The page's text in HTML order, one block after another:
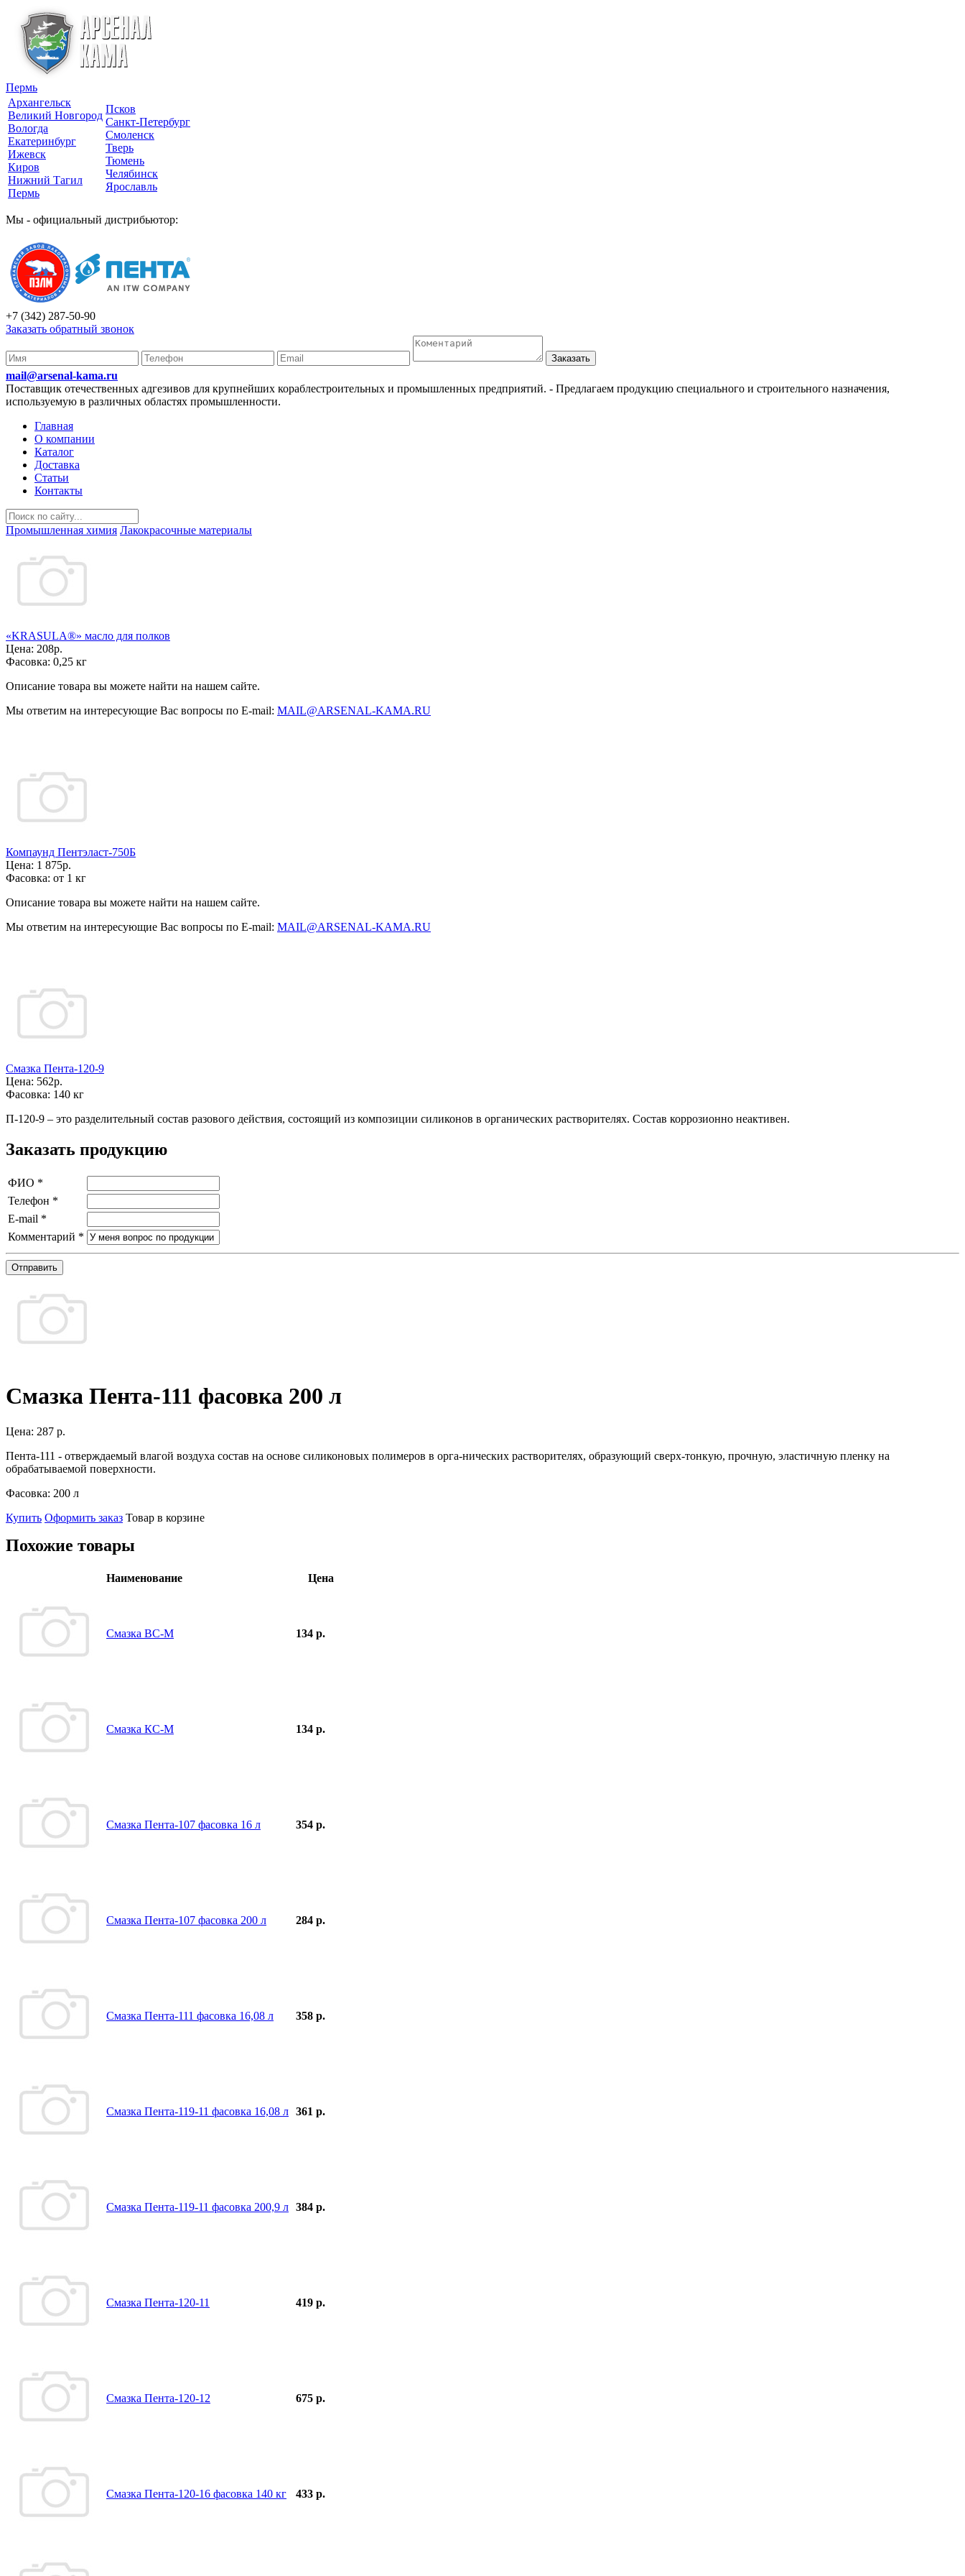
Пермь
Архангельск
Великий Новгород
Вологда
Екатеринбург
Ижевск
Киров
Нижний Тагил
Пермь
Псков
Санкт-Петербург
Смоленск
Тверь
Тюмень
Челябинск
Ярославль
Мы - официальный дистрибьютор:
+7 (342) 287-50-90
Заказать обратный звонок
Заказать
mail@arsenal-kama.ru
Поставщик отечественных адгезивов для крупнейших кораблестроительных и промышленных предприятий. - Предлагаем продукцию специального и строительного назначения,
используемую в различных областях промышленности.
Главная
О компании
Каталог
Доставка
Статьи
Контакты
Промышленная химия Лакокрасочные материалы
«KRASULA®» масло для полков
Цена: 208р.
Фасовка: 0,25 кг
Описание товара вы можете найти на нашем сайте.
Мы ответим на интересующие Вас вопросы по E-mail: MAIL@ARSENAL-KAMA.RU
Компаунд Пентэласт-750Б
Цена: 1 875р.
Фасовка: от 1 кг
Описание товара вы можете найти на нашем сайте.
Мы ответим на интересующие Вас вопросы по E-mail: MAIL@ARSENAL-KAMA.RU
Смазка Пента-120-9
Цена: 562р.
Фасовка: 140 кг
П-120-9 – это разделительный состав разового действия, состоящий из композиции силиконов в органических растворителях. Состав коррозионно неактивен.
Заказать продукцию
ФИО *
Телефон *
E-mail *
Комментарий *
Отправить
Смазка Пента-111 фасовка 200 л
Цена: 287 р.
Пента-111 - отверждаемый влагой воздуха состав на основе силиконовых полимеров в орга-нических растворителях, образующий сверх-тонкую, прочную, эластичную пленку на
обрабатываемой поверхности.
Фасовка: 200 л
Купить Оформить заказ Товар в корзине
Похожие товары
Наименование Цена
Смазка ВС-М 134 р.
Смазка КС-М 134 р.
Смазка Пента-107 фасовка 16 л 354 р.
Смазка Пента-107 фасовка 200 л 284 р.
Смазка Пента-111 фасовка 16,08 л 358 р.
Смазка Пента-119-11 фасовка 16,08 л 361 р.
Смазка Пента-119-11 фасовка 200,9 л 384 р.
Смазка Пента-120-11 419 р.
Смазка Пента-120-12 675 р.
Смазка Пента-120-16 фасовка 140 кг 433 р.